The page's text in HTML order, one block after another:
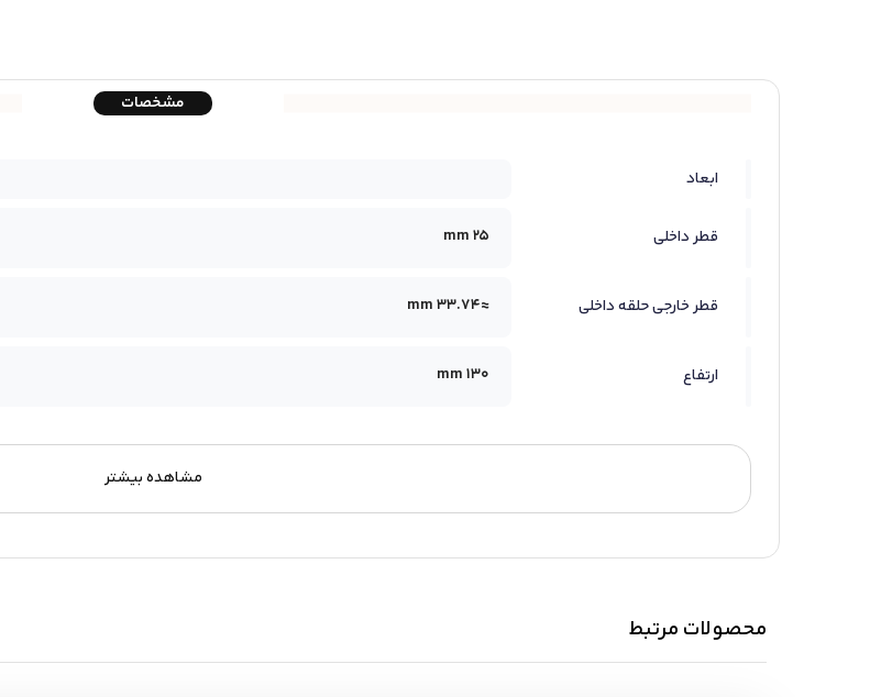
مشخصات
ابعاد
قطر داخلی 25 mm
قطر خارجی حلقه داخلی ≈33.74 mm
ارتفاع 130 mm
مشاهده بیشتر
محصولات مرتبط